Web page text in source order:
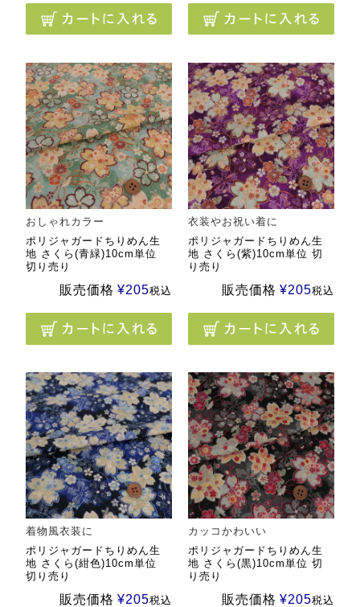
おしゃれカラー
ポリジャガードちりめん生
地 さくら(青緑)10cm単位
切り売り
販売価格 ¥205税込
衣装やお祝い着に
ポリジャガードちりめん生
地 さくら(紫)10cm単位 切
り売り
販売価格 ¥205税込
着物風衣装に
ポリジャガードちりめん生
地 さくら(紺色)10cm単位
切り売り
販売価格 ¥205税込
カッコかわいい
ポリジャガードちりめん生
地 さくら(黒)10cm単位 切
り売り
販売価格 ¥205税込